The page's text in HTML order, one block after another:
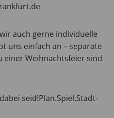
auch gerne individuelle
uns einfach an – separate
einer Weihnachtsfeier sind
seid!Plan.Spiel.Stadt-